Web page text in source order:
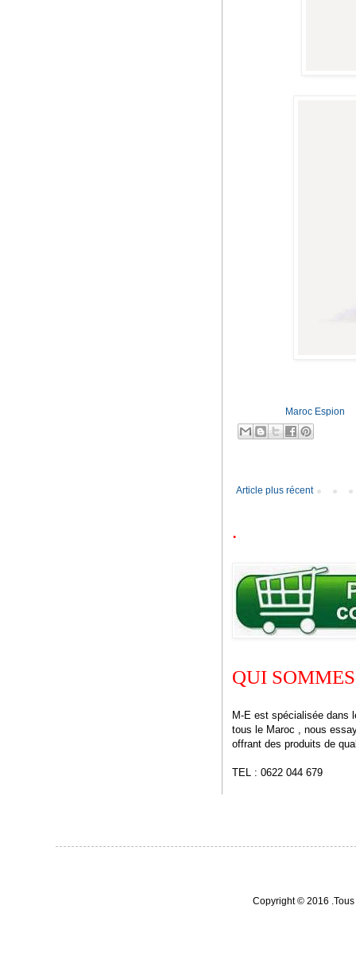
Maroc Espion
Article plus récent
.
QUI
M-E est spécialisée dans
tous le Maroc , nous
offrant des produits de
TEL : 0622 044 679
Copyright © 2016